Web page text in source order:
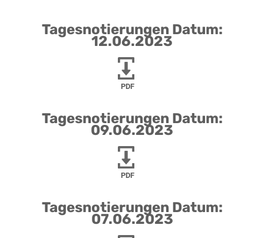
Tagesnotierungen Datum:
12.06.2023
PDF
Tagesnotierungen Datum:
09.06.2023
PDF
Tagesnotierungen Datum:
07.06.2023